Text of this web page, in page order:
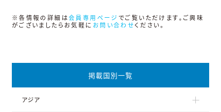
※各情報の詳細は会員専用ページ でご覧いただけます。ご興味
がございましたらお気軽に お問い合わせください。
掲載国別一覧
アジア